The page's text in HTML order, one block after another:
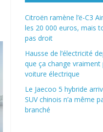
Citroën ramène l’ë-C3
les 20 000 euros, mais
pas droit
Hausse de l’électricité
que ça change
voiture électrique
Le Jaecoo 5 hybride
SUV chinois n’a même
branché